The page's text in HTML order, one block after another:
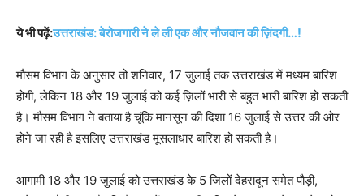
ये भी पढ़ें:उत्तराखंड: बेरोजगारी ने ले ली एक और नौजवान की ज़िंदगी…!
मौसम विभाग के अनुसार तो शनिवार, 17 जुलाई तक उत्तराखंड में मध्यम बारिश
होगी, लेकिन 18 और 19 जुलाई को कई ज़िलों भारी से बहुत भारी बारिश हो सकती
है। मौसम विभाग ने बताया है चूंकि मानसून की दिशा 16 जुलाई से उत्तर की ओर
होने जा रही है इसलिए उत्तराखंड मूसलाधार बारिश हो सकती है।
आगामी 18 और 19 जुलाई को उत्तराखंड के 5 जिलों देहरादून समेत पौड़ी,